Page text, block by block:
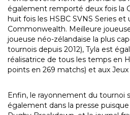
également remporté deux fois la
huit fois les HSBC SVNS Series et
Commonwealth. Meilleure
joueuse néo-zélandaise la plus
tournois depuis 2012), Tyla est
réalisatrice de tous les temps en
points en 269 matchs) et aux
Enfin, le rayonnement du tournoi
également dans la presse